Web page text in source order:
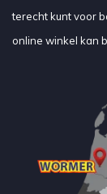
terecht kunt voor
online winkel kan